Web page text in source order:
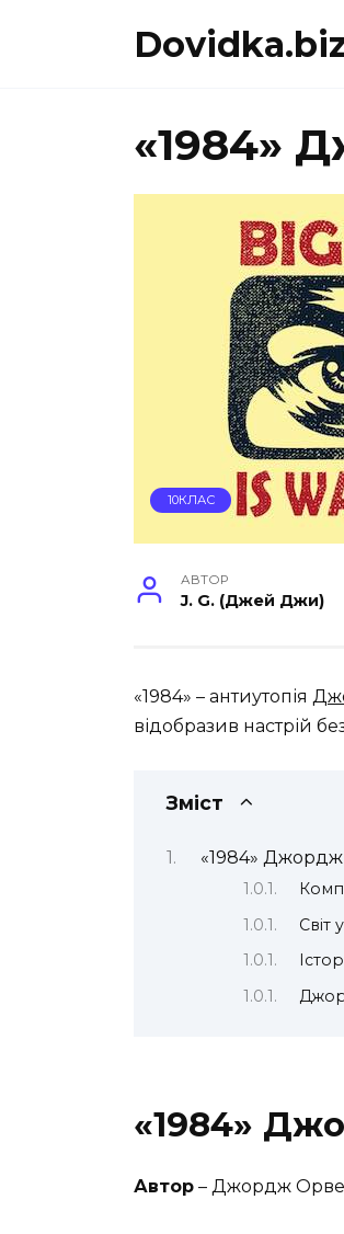
«1984»
10КЛАС
АВТОР
J. G. (Джей Джи)
«1984» – антиутопія
відобразив настрій
Зміст
«1984» Джордж
Світ
«1984»
Автор – Джордж